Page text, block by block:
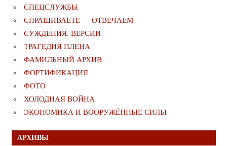
СПЕЦСЛУЖБЫ
СПРАШИВАЕТЕ — ОТВЕЧАЕМ
СУЖДЕНИЯ. ВЕРСИИ
ТРАГЕДИЯ ПЛЕНА
ФАМИЛЬНЫЙ АРХИВ
ФОРТИФИКАЦИЯ
ФОТО
ХОЛОДНАЯ ВОЙНА
ЭКОНОМИКА И ВООРУЖЁННЫЕ СИЛЫ
АРХИВЫ